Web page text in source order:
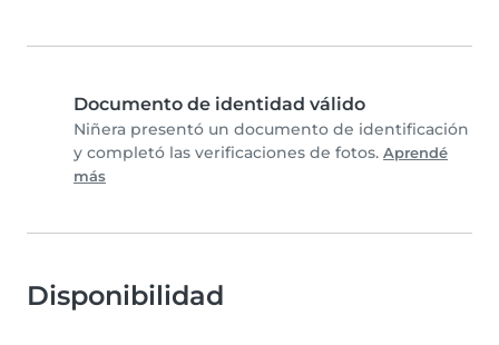
Documento de identidad válido
Niñera presentó un documento de identificación
y completó las verificaciones de fotos. Aprendé
más
Disponibilidad